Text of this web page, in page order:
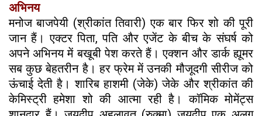
अभिनय
मनोज बाजपेयी (श्रीकांत तिवारी) एक बार फिर शो की पूरी
जान हैं। एक्टर पिता, पति और एजेंट के बीच के संघर्ष को
अपने अभिनय में बखूबी पेश करते हैं। एक्शन और डार्क ह्यूमर
सब कुछ बेहतरीन है। हर फ्रेम में उनकी मौजूदगी सीरीज को
ऊंचाई देती है। शारिब हाशमी (जेके) जेके और श्रीकांत की
केमिस्ट्री हमेशा शो की आत्मा रही है। कॉमिक मोमेंट्स